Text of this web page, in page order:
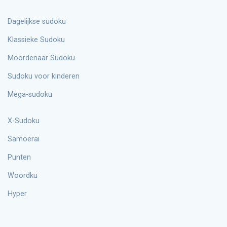
Dagelijkse sudoku
Klassieke Sudoku
Moordenaar Sudoku
Sudoku voor kinderen
Mega-sudoku
X-Sudoku
Samoerai
Punten
Woordku
Hyper